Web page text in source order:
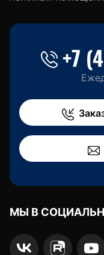
+7
МЫ В